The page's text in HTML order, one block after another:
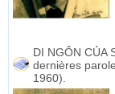
DI NGÔN CỦA
dernières
1960).